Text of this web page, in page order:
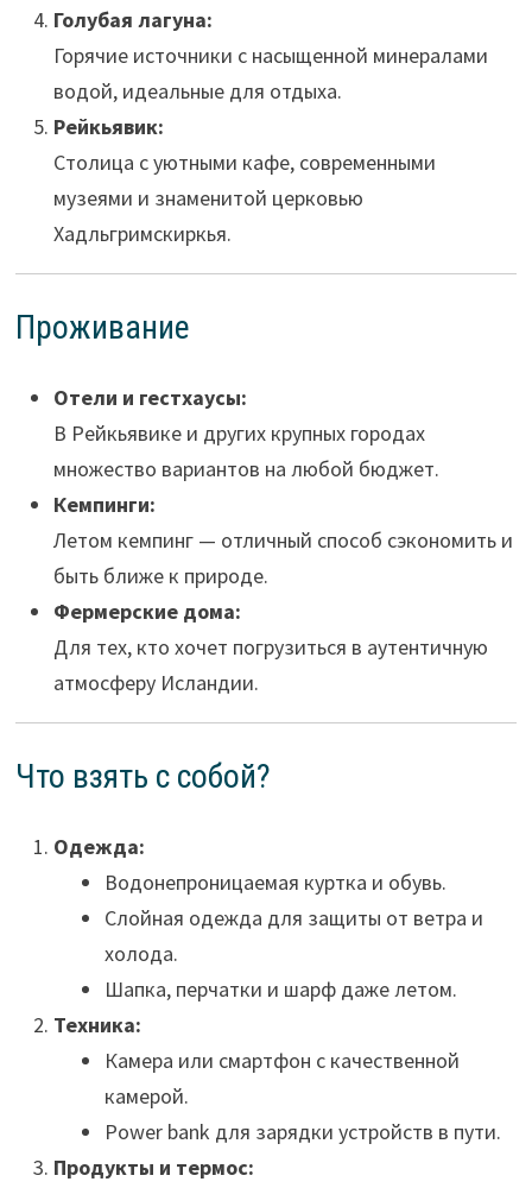
Голубая лагуна:
Горячие источники с насыщенной минералами
водой, идеальные для отдыха.
Рейкьявик:
Столица с уютными кафе, современными
музеями и знаменитой церковью
Хадльгримскиркья.
Проживание
Отели и гестхаусы:
В Рейкьявике и других крупных городах
множество вариантов на любой бюджет.
Кемпинги:
Летом кемпинг — отличный способ сэкономить и
быть ближе к природе.
Фермерские дома:
Для тех, кто хочет погрузиться в аутентичную
атмосферу Исландии.
Что взять с собой?
Одежда:
Водонепроницаемая куртка и обувь.
Слойная одежда для защиты от ветра и
холода.
Шапка, перчатки и шарф даже летом.
Техника:
Камера или смартфон с качественной
камерой.
Power bank для зарядки устройств в пути.
Продукты и термос: